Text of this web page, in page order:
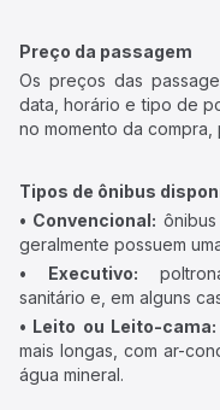
Preço da passagem
Os preços das
data, horário e tipo de
no momento da
Tipos de ônibus
• Convencional:
geralmente possuem
• Executivo:
sanitário e, em alguns
• Leito ou Leito-cama:
mais longas, com ar-
água mineral.